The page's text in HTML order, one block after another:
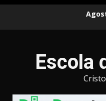
Escola